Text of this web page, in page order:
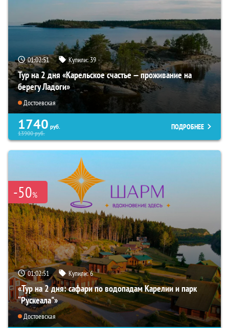
01:02:49 Купили:39
Тур на 2 дня «Карельское счастье — проживание на
берегу Ладоги»
Достоевская
1740 руб.
13900руб.
ПОДРОБНЕЕ
-50%
01:02:49 Купили:6
«Тур на 2 дня: сафари по водопадам Карелии и парк
“Рускеала"»
Достоевская